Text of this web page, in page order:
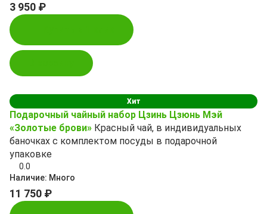
3 950 ₽
Хит
Подарочный чайный набор Цзинь Цзюнь Мэй
«Золотые брови» Красный чай, в индивидуальных
баночках с комплектом посуды в подарочной
упаковке
0.0
Наличие: Много
11 750 ₽